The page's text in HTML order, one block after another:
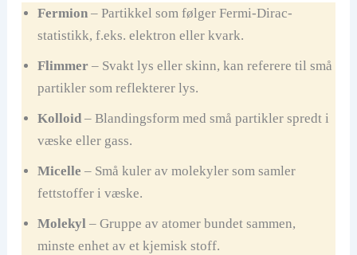
Fermion– Partikkel som følger Fermi-Dirac-
statistikk, f.eks. elektron eller kvark.
Flimmer – Svakt lys eller skinn, kan referere til små
partikler som reflekterer lys.
Kolloid– Blandingsform med små partikler spredt i
væske eller gass.
Micelle – Små kuler av molekyler som samler
fettstoffer i væske.
Molekyl– Gruppe av atomer bundet sammen,
minste enhet av et kjemisk stoff.